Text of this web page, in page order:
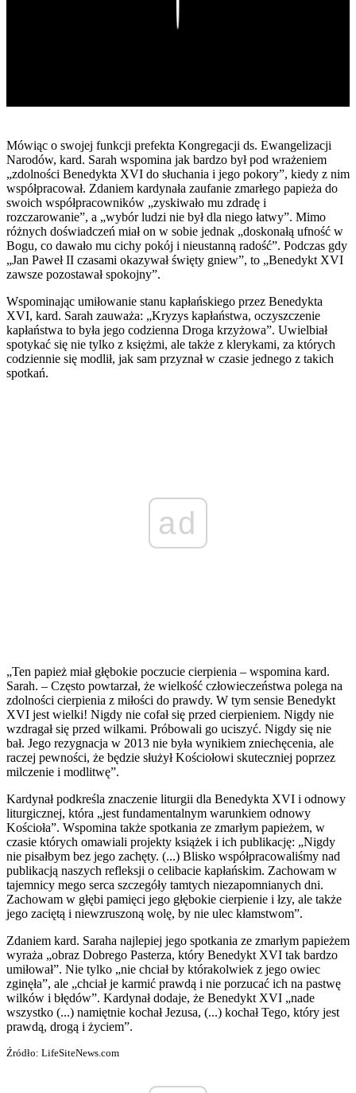
Mówiąc o swojej funkcji prefekta Kongregacji ds. Ewangelizacji
Narodów, kard. Sarah wspomina jak bardzo był pod wrażeniem
„zdolności Benedykta XVI do słuchania i jego pokory”, kiedy z nim
współpracował. Zdaniem kardynała zaufanie zmarłego papieża do
swoich współpracowników „zyskiwało mu zdradę i
rozczarowanie”, a „wybór ludzi nie był dla niego łatwy”. Mimo
różnych doświadczeń miał on w sobie jednak „doskonałą ufność w
Bogu, co dawało mu cichy pokój i nieustanną radość”. Podczas gdy
„Jan Paweł II czasami okazywał święty gniew”, to „Benedykt XVI
zawsze pozostawał spokojny”.
Wspominając umiłowanie stanu kapłańskiego przez Benedykta
XVI, kard. Sarah zauważa: „Kryzys kapłaństwa, oczyszczenie
kapłaństwa to była jego codzienna Droga krzyżowa”. Uwielbiał
spotykać się nie tylko z księżmi, ale także z klerykami, za których
codziennie się modlił, jak sam przyznał w czasie jednego z takich
spotkań.
ad
„Ten papież miał głębokie poczucie cierpienia – wspomina kard.
Sarah. – Często powtarzał, że wielkość człowieczeństwa polega na
zdolności cierpienia z miłości do prawdy. W tym sensie Benedykt
XVI jest wielki! Nigdy nie cofał się przed cierpieniem. Nigdy nie
wzdragał się przed wilkami. Próbowali go uciszyć. Nigdy się nie
bał. Jego rezygnacja w 2013 nie była wynikiem zniechęcenia, ale
raczej pewności, że będzie służył Kościołowi skuteczniej poprzez
milczenie i modlitwę”.
Kardynał podkreśla znaczenie liturgii dla Benedykta XVI i odnowy
liturgicznej, która „jest fundamentalnym warunkiem odnowy
Kościoła”. Wspomina także spotkania ze zmarłym papieżem, w
czasie których omawiali projekty książek i ich publikację: „Nigdy
nie pisałbym bez jego zachęty. (...) Blisko współpracowaliśmy nad
publikacją naszych refleksji o celibacie kapłańskim. Zachowam w
tajemnicy mego serca szczegóły tamtych niezapomnianych dni.
Zachowam w głębi pamięci jego głębokie cierpienie i łzy, ale także
jego zaciętą i niewzruszoną wolę, by nie ulec kłamstwom”.
Zdaniem kard. Saraha najlepiej jego spotkania ze zmarłym papieżem
wyraża „obraz Dobrego Pasterza, który Benedykt XVI tak bardzo
umiłował”. Nie tylko „nie chciał by którakolwiek z jego owiec
zginęła”, ale „chciał je karmić prawdą i nie porzucać ich na pastwę
wilków i błędów”. Kardynał dodaje, że Benedykt XVI „nade
wszystko (...) namiętnie kochał Jezusa, (...) kochał Tego, który jest
prawdą, drogą i życiem”.
Źródło: LifeSiteNews.com